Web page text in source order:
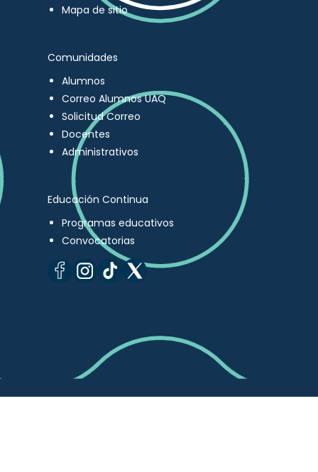
Mapa de sitio
Comunidades
Alumnos
Correo Alumnos UAQ
Solicitud Correo
Docentes
Administrativos
Educación Continua
Programas educativos
Convocatorias